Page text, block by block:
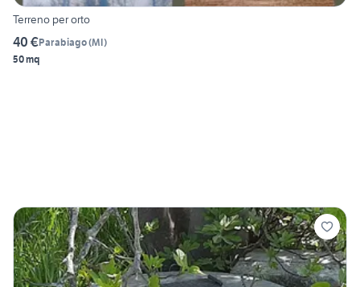
Terreno per orto
40 €Parabiago(MI)
50 mq